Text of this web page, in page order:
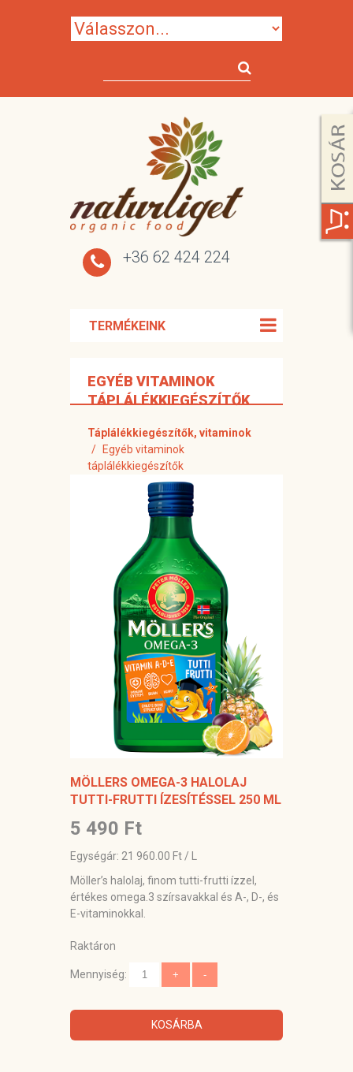
+36 62 424 224
TERMÉKEINK
EGYÉB VITAMINOK
TÁPLÁLÉKKIEGÉSZÍTŐK
Táplálékkiegészítők, vitaminok
Egyéb vitaminok
táplálékkiegészítők
MÖLLERS OMEGA-3 HALOLAJ
TUTTI-FRUTTI ÍZESÍTÉSSEL 250 ML
5 490 Ft
Egységár: 21 960.00 Ft / L
Möller’s halolaj, finom tutti-frutti ízzel,
értékes omega.3 szírsavakkal és A-, D-, és
E-vitaminokkal.
Raktáron
Mennyiség:
KOSÁRBA